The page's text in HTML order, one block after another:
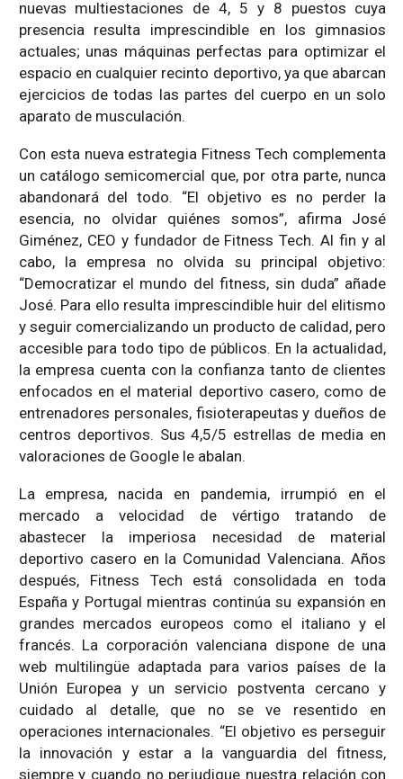
nuevas multiestaciones de 4, 5 y 8 puestos cuya
presencia resulta imprescindible en los gimnasios
actuales; unas máquinas perfectas para optimizar el
espacio en cualquier recinto deportivo, ya que abarcan
ejercicios de todas las partes del cuerpo en un solo
aparato de musculación.
Con esta nueva estrategia Fitness Tech complementa
un catálogo semicomercial que, por otra parte, nunca
abandonará del todo. “El objetivo es no perder la
esencia, no olvidar quiénes somos”, afirma José
Giménez, CEO y fundador de Fitness Tech. Al fin y al
cabo, la empresa no olvida su principal objetivo:
“Democratizar el mundo del fitness, sin duda” añade
José. Para ello resulta imprescindible huir del elitismo
y seguir comercializando un producto de calidad, pero
accesible para todo tipo de públicos. En la actualidad,
la empresa cuenta con la confianza tanto de clientes
enfocados en el material deportivo casero, como de
entrenadores personales, fisioterapeutas y dueños de
centros deportivos. Sus 4,5/5 estrellas de media en
valoraciones de Google le abalan.
La empresa, nacida en pandemia, irrumpió en el
mercado a velocidad de vértigo tratando de
abastecer la imperiosa necesidad de material
deportivo casero en la Comunidad Valenciana. Años
después, Fitness Tech está consolidada en toda
España y Portugal mientras continúa su expansión en
grandes mercados europeos como el italiano y el
francés. La corporación valenciana dispone de una
web multilingüe adaptada para varios países de la
Unión Europea y un servicio postventa cercano y
cuidado al detalle, que no se ve resentido en
operaciones internacionales. “El objetivo es perseguir
la innovación y estar a la vanguardia del fitness,
siempre y cuando no perjudique nuestra relación con